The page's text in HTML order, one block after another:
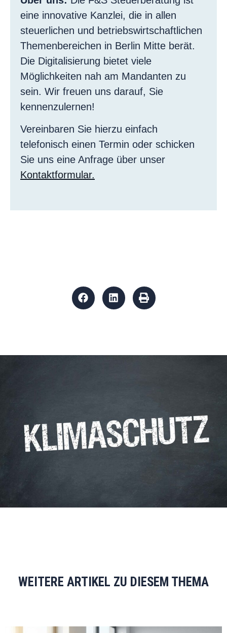
eine innovative Kanzlei, die in allen
steuerlichen und betriebswirtschaftlichen
Themenbereichen in Berlin Mitte berät.
Die Digitalisierung bietet viele
Möglichkeiten nah am Mandanten zu
sein. Wir freuen uns darauf, Sie
kennenzulernen!
Vereinbaren Sie hierzu einfach
telefonisch einen Termin oder schicken
Sie uns eine Anfrage über unser
Kontaktformular.
WEITERE ARTIKEL ZU DIESEM THEMA